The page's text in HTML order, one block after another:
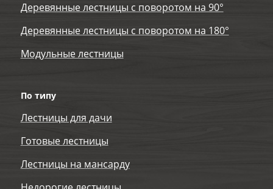
Деревянные лестницы с поворотом на 90°
Деревянные лестницы с поворотом на 180°
Модульные лестницы
По типу
Лестницы для дачи
Готовые лестницы
Лестницы на мансарду